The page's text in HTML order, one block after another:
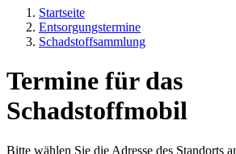
Startseite
Entsorgungstermine
Schadstoffsammlung
Termine für das
Schadstoffmobil
Bitte wählen Sie die Adresse des Standorts